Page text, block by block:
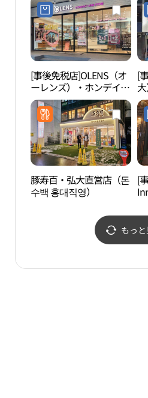
(에메필 홍대점)
[事後免税店]OLENS（オ
ーレンズ）・ホンデイプ
ク駅店(오렌즈 홍대입구
역점)
[
豚寿百・弘大直営店（돈
수백 홍대직영）
[
号
もっと